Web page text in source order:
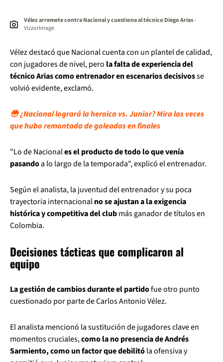
Vélez arremete contra Nacional y cuestiona al técnico Diego Arias-
VizzorImage
Vélez destacó que Nacional cuenta con un plantel de calidad,
con jugadores de nivel, pero la falta de experiencia del
técnico Arias como entrenador en escenarios decisivosse
volvió evidente, exclamó.
😳 ¿Nacional logrará la heroica vs. Junior? Mira las veces
que hubo remontada de goleadas en finales
"Lo de Nacionales el producto de todo lo que venía
pasandoa lo largo de la temporada", explicó el entrenador.
Según el analista, la juventud del entrenador y su poca
trayectoria internacionalno se ajustan a la exigencia
histórica y competitiva del clubmás ganador de títulos en
Colombia.
Decisiones tácticas que complicaron al
equipo
La gestión de cambios durante el partidofue otro punto
cuestionado por parte de Carlos Antonio Vélez.
El analista mencionó la sustitución de jugadores clave en
momentos cruciales,como la no presencia de Andrés
Sarmiento, como un factor que debilitóla ofensiva y